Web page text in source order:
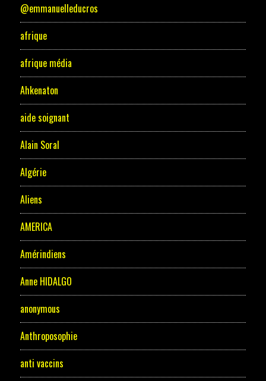
@emmanuelleducros
afrique
afrique média
Ahkenaton
aide soignant
Alain Soral
Algérie
Aliens
AMERICA
Amérindiens
Anne HIDALGO
anonymous
Anthroposophie
anti vaccins